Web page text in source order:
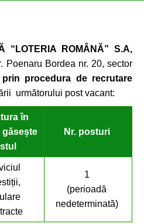
“LOTERIA ROMÂNĂ” S.A,
Poenaru Bordea nr. 20, sector
prin procedura de recrutare
următorului post vacant:
în
găsește
Nr. posturi
1
(perioadă
nedeterminată)